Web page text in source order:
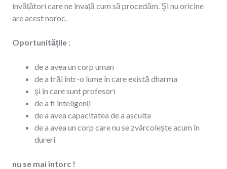
învățători care ne învață cum să procedăm. Şi nu oricine
are acest noroc.
Oportunitățile :
de a avea un corp uman
de a trăi într-o lume în care există dharma
şi în care sunt profesori
de a fi inteligenți
de a avea capacitatea de a asculta
de a avea un corp care nu se zvârcolește acum în
dureri
nu se mai întorc !